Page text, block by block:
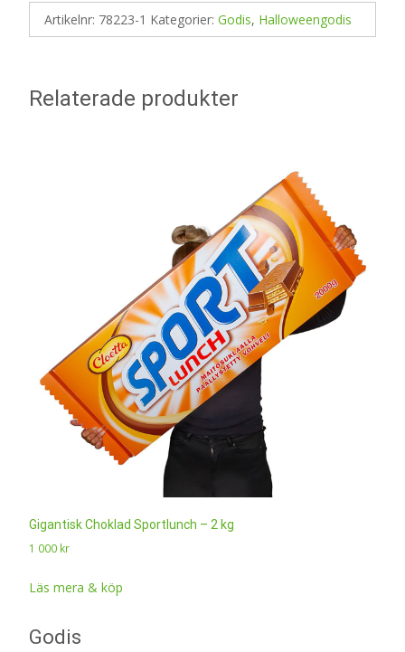
Artikelnr: 78223-1 Kategorier: Godis, Halloweengodis
Relaterade produkter
Gigantisk Choklad Sportlunch – 2 kg
1 000 kr
Läs mera & köp
Godis